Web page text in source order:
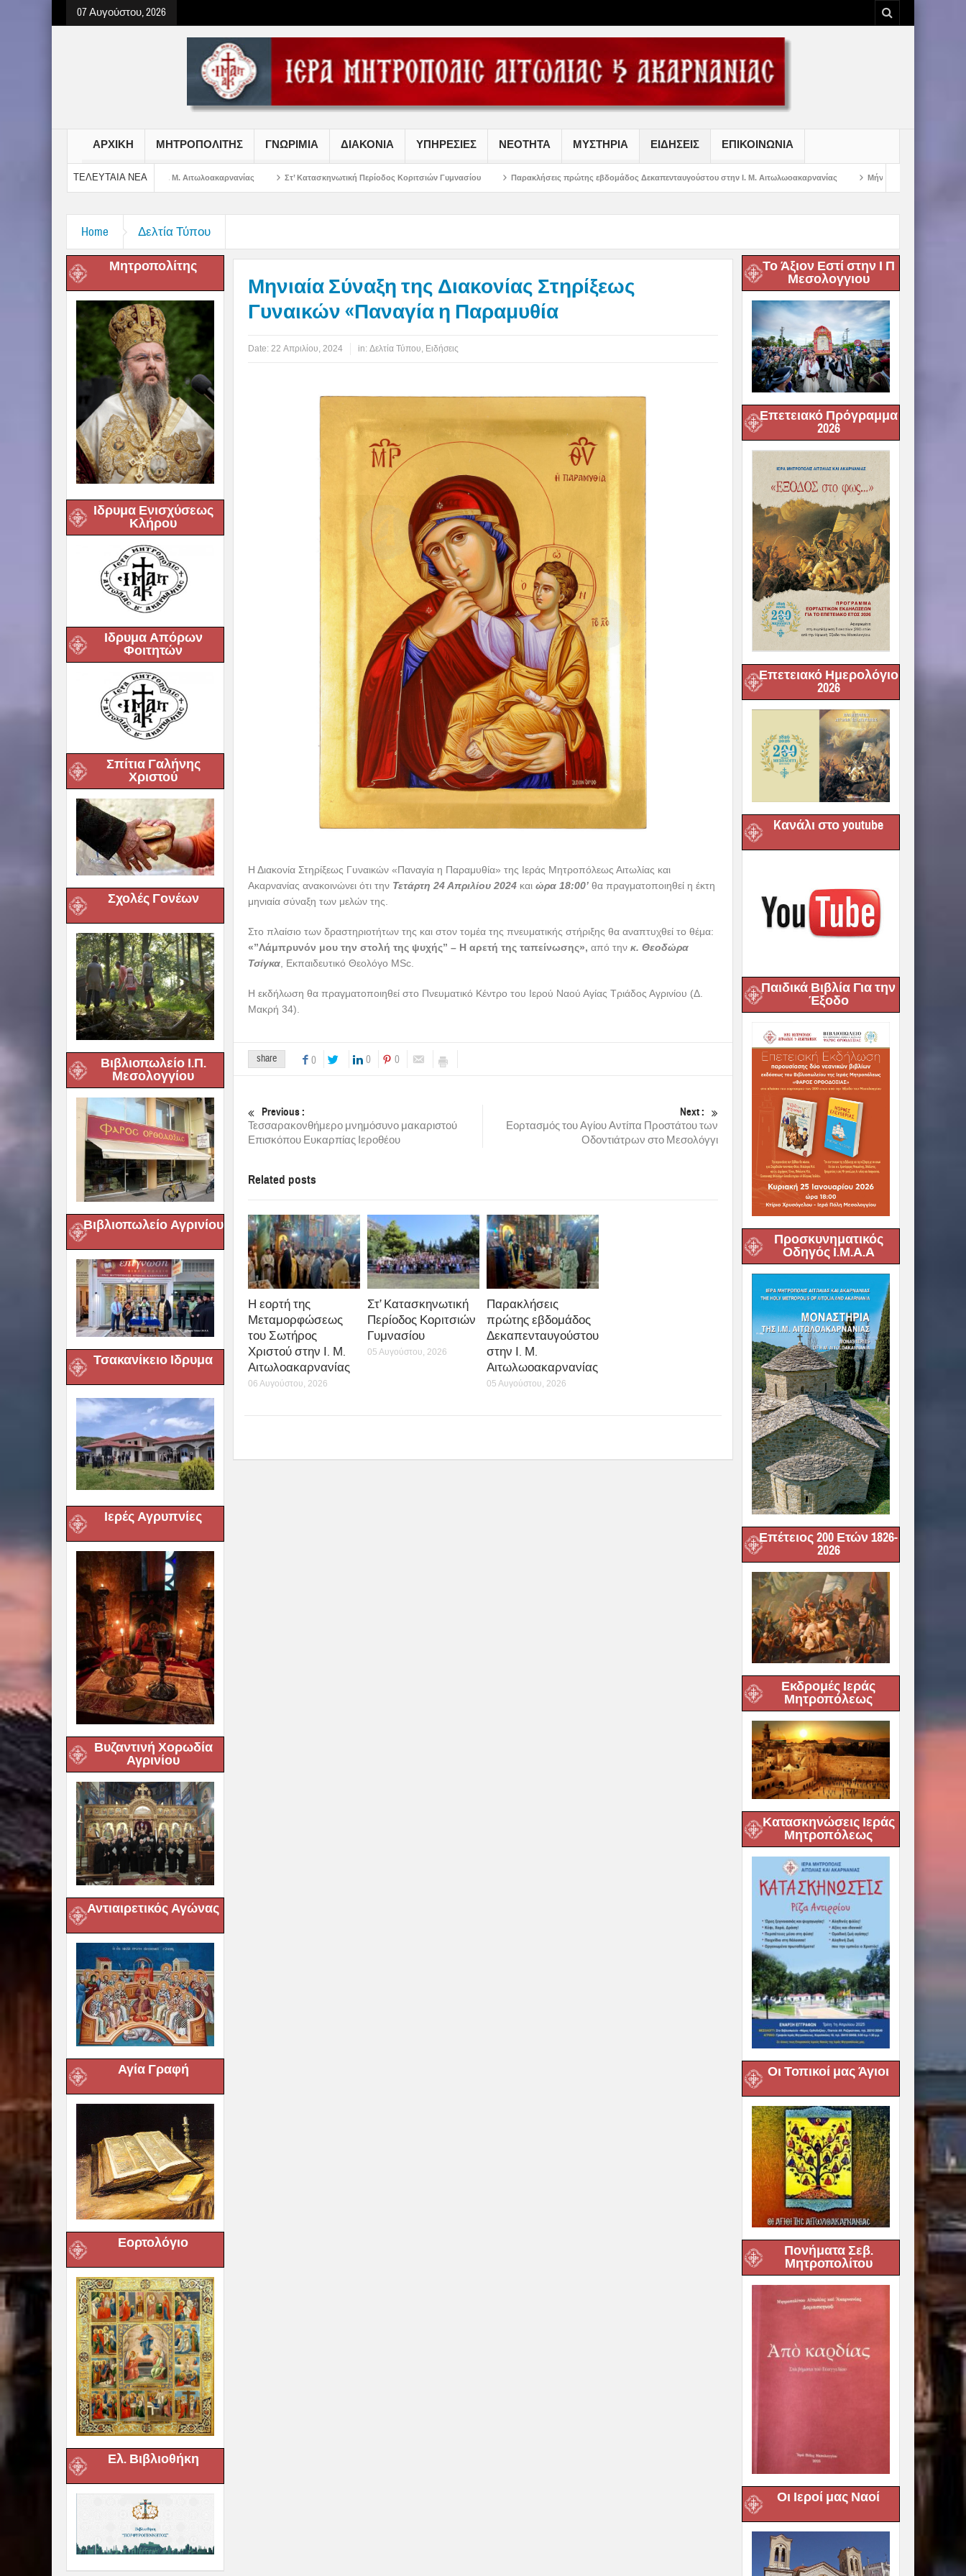
07 Αυγούστου, 2026
ΑΡΧΙΚΗ ΜΗΤΡΟΠΟΛΙΤΗΣ ΓΝΩΡΙΜΙΑ ΔΙΑΚΟΝΙΑ ΥΠΗΡΕΣΙΕΣ ΝΕΟΤΗΤΑ ΜΥΣΤΗΡΙΑ ΕΙΔΗΣΕΙΣ ΕΠΙΚΟΙΝΩΝΙΑ
ΤΕΛΕΥΤΑΙΑ ΝΕΑ
Χριστού στην Ι. Μ. Αιτωλοακαρνανίας Στ’ Κατασκηνωτική Περίοδος Κοριτσιών Γυμνασίου Παρακλήσεις πρώτης εβδομάδος Δεκαπενταυγούστου στην Ι. Μ. Αιτωλωοακαρνανίας Μήνυμα Σεβασμιωτάτου Μητροπολίτου
Home Δελτία Τύπου
Μητροπολίτης
Ιδρυμα Ενισχύσεως
Κλήρου
Ιδρυμα Απόρων
Φοιτητών
Σπίτια Γαλήνης
Χριστού
Σχολές Γονέων
Βιβλιοπωλείο Ι.Π.
Μεσολογγίου
Βιβλιοπωλείο Αγρινίου
Τσακανίκειο Ιδρυμα
Ιερές Αγρυπνίες
Βυζαντινή Χορωδία
Αγρινίου
Αντιαιρετικός Αγώνας
Αγία Γραφή
Εορτολόγιο
Ελ. Βιβλιοθήκη
Μηνιαία Σύναξη της Διακονίας Στηρίξεως
Γυναικών «Παναγία η Παραμυθία
Date: 22 Απριλίου, 2024 in: Δελτία Τύπου, Ειδήσεις
Η Διακονία Στηρίξεως Γυναικών «Παναγία η Παραμυθία» της Ιεράς Μητροπόλεως Αιτωλίας και
Ακαρνανίας ανακοινώνει ότι την Τετάρτη 24 Απριλίου 2024και ώρα 18:00’θα πραγματοποιηθεί η έκτη
μηνιαία σύναξη των μελών της.
Στο πλαίσιο των δραστηριοτήτων της και στον τομέα της πνευματικής στήριξης θα αναπτυχθεί το θέμα:
«”Λάμπρυνόν μου την στολή της ψυχής” – Η αρετή της ταπείνωσης», από την κ. Θεοδώρα
Τσίγκα, Εκπαιδευτικό Θεολόγο MSc.
Η εκδήλωση θα πραγματοποιηθεί στο Πνευματικό Κέντρο του Ιερού Ναού Αγίας Τριάδος Αγρινίου (Δ.
Μακρή 34).
share 0 0 0
Previous :
Τεσσαρακονθήμερο μνημόσυνο μακαριστού
Επισκόπου Ευκαρπίας Ιεροθέου
Next :
Εορτασμός του Αγίου Αντίπα Προστάτου των
Οδοντιάτρων στο Μεσολόγγι
Related posts
Η εορτή της
Μεταμορφώσεως
του Σωτήρος
Χριστού στην Ι. Μ.
Αιτωλοακαρνανίας
06 Αυγούστου, 2026
Στ’ Κατασκηνωτική
Περίοδος Κοριτσιών
Γυμνασίου
05 Αυγούστου, 2026
Παρακλήσεις
πρώτης εβδομάδος
Δεκαπενταυγούστου
στην Ι. Μ.
Αιτωλωοακαρνανίας
05 Αυγούστου, 2026
Το Άξιον Εστί στην Ι Π
Μεσολογγιου
Επετειακό Πρόγραμμα
2026
Επετειακό Ημερολόγιο
2026
Kανάλι στο youtube
Παιδικά Βιβλία Για την
Έξοδο
Προσκυνηματικός
Οδηγός Ι.Μ.Α.Α
Επέτειος 200 Ετών 1826-
2026
Εκδρομές Ιεράς
Μητροπόλεως
Κατασκηνώσεις Ιεράς
Μητροπόλεως
Οι Τοπικοί μας Άγιοι
Πονήματα Σεβ.
Μητροπολίτου
Οι Ιεροί μας Ναοί